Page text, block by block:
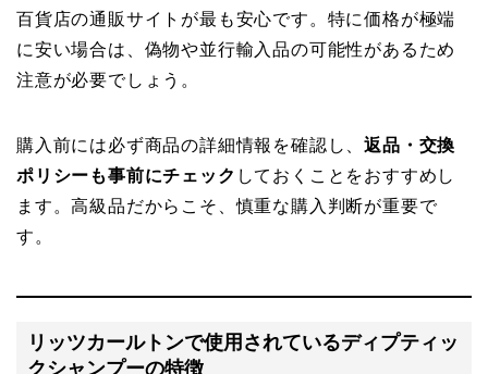
百貨店の通販サイトが最も安心です。特に価格が極端
に安い場合は、偽物や並行輸入品の可能性があるため
注意が必要でしょう。
購入前には必ず商品の詳細情報を確認し、返品・交換
ポリシーも事前にチェック しておくことをおすすめし
ます。高級品だからこそ、慎重な購入判断が重要で
す。
リッツカールトンで使用されているディプティッ
クシャンプーの特徴